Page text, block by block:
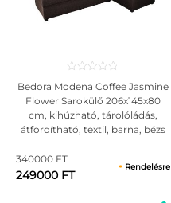
Bedora Modena Coffee Jasmine
Flower Sarokülő 206x145x80
cm, kihúzható, tárolóládás,
átfordítható, textil, barna, bézs
340000 FT
249000 FT
Rendelésre